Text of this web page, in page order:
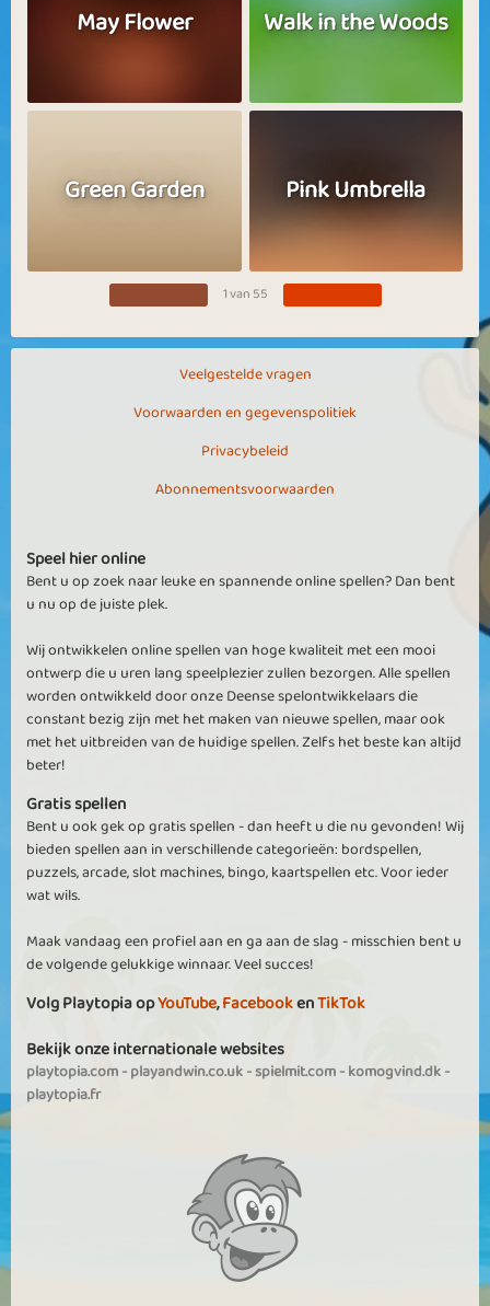
May Flower Walk in the Woods
Green Garden Pink Umbrella
1 van 55
Veelgestelde vragen
Voorwaarden en gegevenspolitiek
Privacybeleid
Abonnementsvoorwaarden
Speel hier online
Bent u op zoek naar leuke en spannende online spellen? Dan bent
u nu op de juiste plek.
Wij ontwikkelen online spellen van hoge kwaliteit met een mooi
ontwerp die u uren lang speelplezier zullen bezorgen. Alle spellen
worden ontwikkeld door onze Deense spelontwikkelaars die
constant bezig zijn met het maken van nieuwe spellen, maar ook
met het uitbreiden van de huidige spellen. Zelfs het beste kan altijd
beter!
Gratis spellen
Bent u ook gek op gratis spellen - dan heeft u die nu gevonden! Wij
bieden spellen aan in verschillende categorieën: bordspellen,
puzzels, arcade, slot machines, bingo, kaartspellen etc. Voor ieder
wat wils.
Maak vandaag een profiel aan en ga aan de slag - misschien bent u
de volgende gelukkige winnaar. Veel succes!
Volg Playtopia opYouTube,FacebookenTikTok
Bekijk onze internationale websites
playtopia.com-playandwin.co.uk-spielmit.com-komogvind.dk-
playtopia.fr